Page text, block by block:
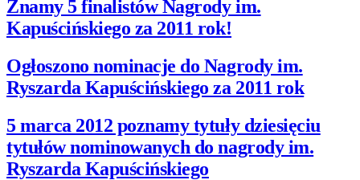
Znamy 5 finalistów Nagrody im.
Kapuścińskiego za 2011 rok!
Ogłoszono nominacje do Nagrody im.
Ryszarda Kapuścińskiego za 2011 rok
5 marca 2012 poznamy tytuły dziesięciu
tytułów nominowanych do nagrody im.
Ryszarda Kapuścińskiego